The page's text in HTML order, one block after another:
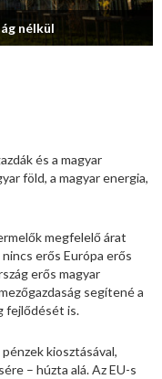
nélkül
és a magyar
föld, a magyar energia,
megfelelő árat
erős Európa erős
erős magyar
segítené a
fejlődését is.
kiosztásával,
– húzta alá. Az EU-s